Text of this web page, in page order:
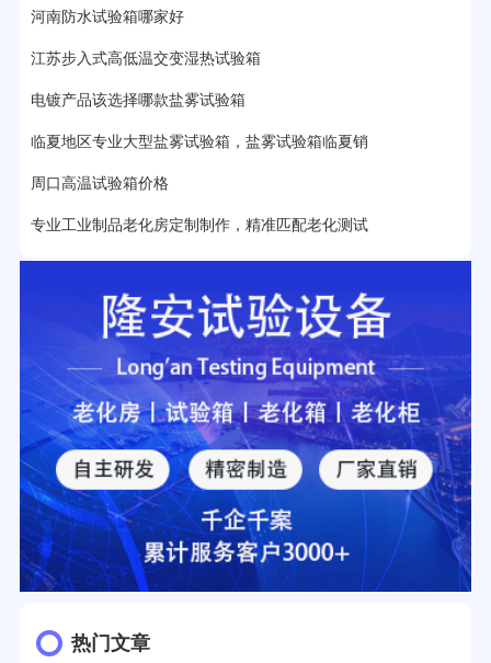
2分钟前用户提问： 大型高温老化房价格多少钱？
河南防水试验箱哪家好
江苏步入式高低温交变湿热试验箱
电镀产品该选择哪款盐雾试验箱
临夏地区专业大型盐雾试验箱，盐雾试验箱临夏销
周口高温试验箱价格
专业工业制品老化房定制制作，精准匹配老化测试
热门文章